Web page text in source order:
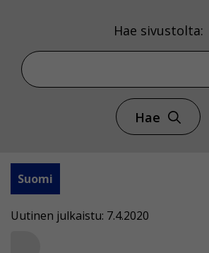
Hae sivustolta:
Hae
Suomi
Uutinen julkaistu: 7.4.2020